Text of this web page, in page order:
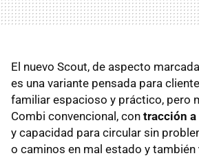
El nuevo Scout, de aspecto
es una variante pensada para
familiar espacioso y práctico, pero
Combi convencional, con tracción a
y capacidad para circular sin
o caminos en mal estado y también